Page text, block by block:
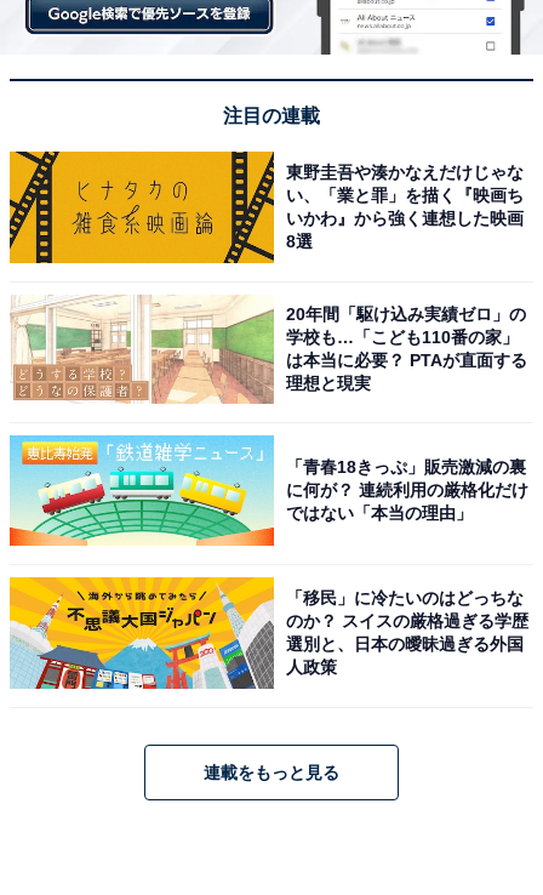
生のレモンが！
は生のレモン。結構大きめのレモンが、とり竜田の上に
乗っています。「そのまま食べるの？」と思ったのです
が、取り出してとり竜田に搾って食べるのが王道なので
しょう。
注目の連載
東野圭吾や湊かなえだけじゃな
い、「業と罪」を描く『映画ち
いかわ』から強く連想した映画
8選
20年間「駆け込み実績ゼロ」の
学校も…「こども110番の家」
は本当に必要？ PTAが直面する
理想と現実
「青春18きっぷ」販売激減の裏
に何が？ 連続利用の厳格化だけ
ではない「本当の理由」
「移民」に冷たいのはどっちな
のか？ スイスの厳格過ぎる学歴
選別と、日本の曖昧過ぎる外国
人政策
連載をもっと見る